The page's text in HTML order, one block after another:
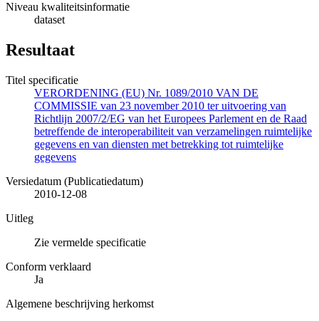
Niveau kwaliteitsinformatie
dataset
Resultaat
Titel specificatie
VERORDENING (EU) Nr. 1089/2010 VAN DE
COMMISSIE van 23 november 2010 ter uitvoering van
Richtlijn 2007/2/EG van het Europees Parlement en de Raad
betreffende de interoperabiliteit van verzamelingen ruimtelijke
gegevens en van diensten met betrekking tot ruimtelijke
gegevens
Versiedatum (Publicatiedatum)
2010-12-08
Uitleg
Zie vermelde specificatie
Conform verklaard
Ja
Algemene beschrijving herkomst